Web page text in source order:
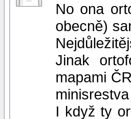
No ona
obecně)
Jinak
mapami
I když ty